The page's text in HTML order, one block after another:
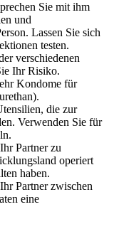
Sie mit ihm
und
Lassen Sie sich
testen.
verschiedenen
Ihr Risiko.
Kondome für
die zur
Verwenden Sie für
Partner zu
operiert
haben.
Partner zwischen
eine